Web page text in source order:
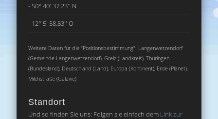
- 50° 40' 37.23'' N
- 12° 5' 58.83'' O
Weitere Daten für die "Positionsbestimmung": Langenwetzendorf
(Gemeinde Langenwetzendorf), Greiz (Landkreis), Thüringen
(Bundesland), Deutschland (Land), Europa (Kontinent), Erde (Planet),
Milchstraße (Galaxie)
Standort
Und so finden Sie uns: Folgen sie einfach dem Link zur